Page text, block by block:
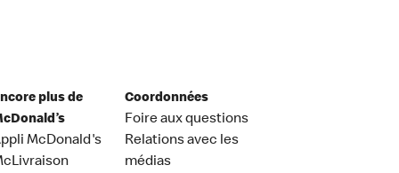
plus de
McDonald's
Coordonnées
Foire aux questions
Relations avec les
médias